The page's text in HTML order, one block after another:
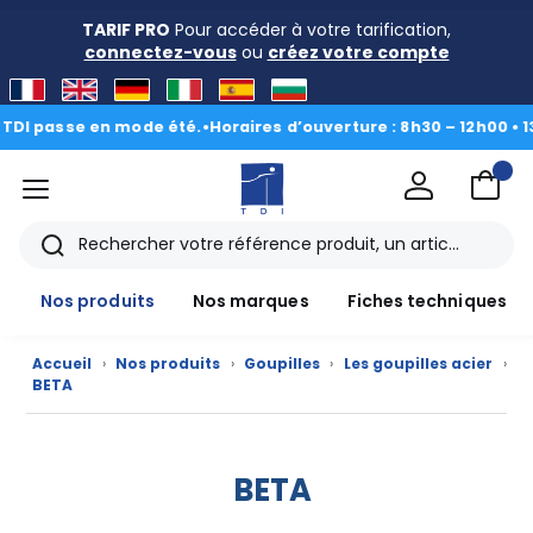
TARIF PRO Pour accéder à votre tarification,
connectez-vousou créez votre compte
passe en mode été.•Horaires d’ouverture : 8h30 – 12h00 •
Nos
produits
menu
Rechercher
Nos produits
Nos marques Fiches techniques
Accueil › Nos produits › Goupilles › Les goupilles acier
›
BETA
BETA